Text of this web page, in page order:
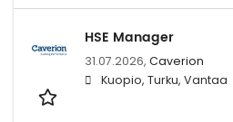
HSE Manager
31.07.2026, Caverion
Kuopio, Turku, Vantaa